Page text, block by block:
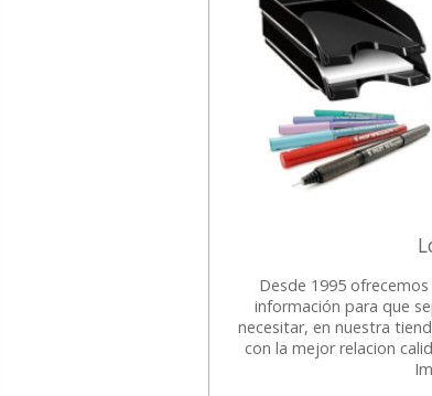
Desde 1995
información para que
necesitar, en nuestra
con la mejor relacion